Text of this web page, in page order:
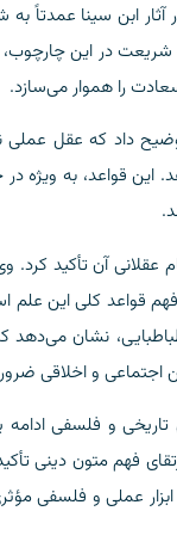
ابن سینا عمدتاً
شریعت در این
را هموار می‌سازد.
داد که عقل عملی
قواعد، به ویژه
آن تأکید کرد.
قواعد کلی این علم
طباطبایی، نشان
اجتماعی و اخلاقی
و فلسفی ادامه
فهم متون دینی
عملی و فلسفی